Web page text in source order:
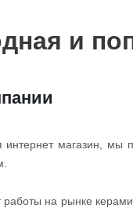
и
интернет магазин, мы
работы на рынке